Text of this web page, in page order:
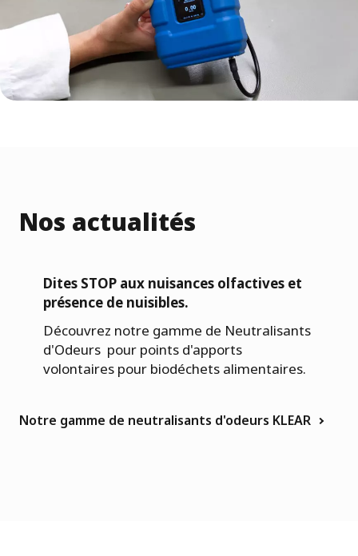
Nos actualités
Dites STOP aux nuisances olfactives et
présence de nuisibles.
Découvrez notre gamme de Neutralisants
d'Odeurs pour points d'apports
volontaires pour biodéchets alimentaires.
Notre gamme de neutralisants d'odeurs KLEAR